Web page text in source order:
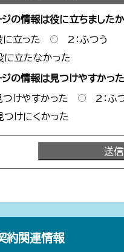
ジの情報は役に立ちました
に立った
2：ふつう
に立たなかった
ジの情報は見つけやすかっ
つけやすかった
2：ふ
つけにくかった
約関連情報